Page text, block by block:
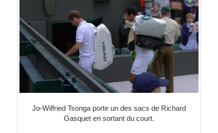
Jo-Wilfried Tsonga porte un des sacs de Richard
Gasquet en sortant du court.